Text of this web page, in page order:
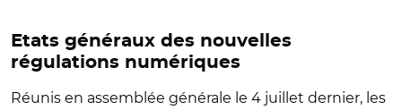
Etats généraux des nouvelles
régulations numériques
Réunis en assemblée générale le 4 juillet dernier, les